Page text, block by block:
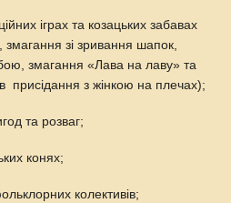
іграх та козацьких забавах
змагання зі зривання шапок,
змагання «Лава на лаву» та
 присідання з жінкою на плечах);
та розваг;
конях;
колективів;